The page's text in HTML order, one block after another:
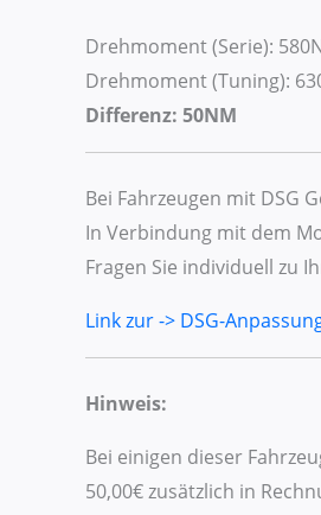
Drehmoment (Serie):
Drehmoment (Tuning):
Differenz: 50NM
Bei Fahrzeugen mit DSG
In Verbindung mit dem
Fragen Sie individuell zu
Link zur -> DSG-
Hinweis:
Bei einigen dieser
50,00€ zusätzlich in